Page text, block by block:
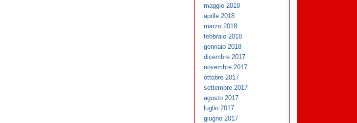
maggio 2018
aprile 2018
marzo 2018
febbraio 2018
gennaio 2018
dicembre 2017
novembre 2017
ottobre 2017
settembre 2017
agosto 2017
luglio 2017
giugno 2017